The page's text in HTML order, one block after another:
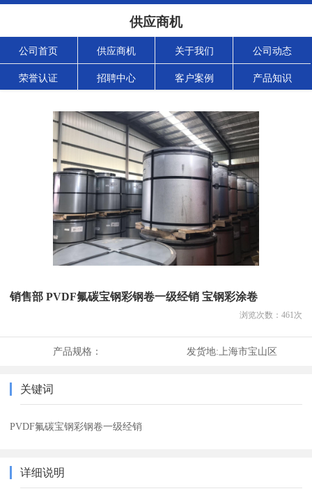
供应商机
公司首页 供应商机 关于我们 公司动态
荣誉认证 招聘中心 客户案例 产品知识
销售部 PVDF氟碳宝钢彩钢卷一级经销 宝钢彩涂卷
浏览次数： 461次
产品规格： 发货地: 上海市宝山区
关键词
PVDF氟碳宝钢彩钢卷一级经销
详细说明